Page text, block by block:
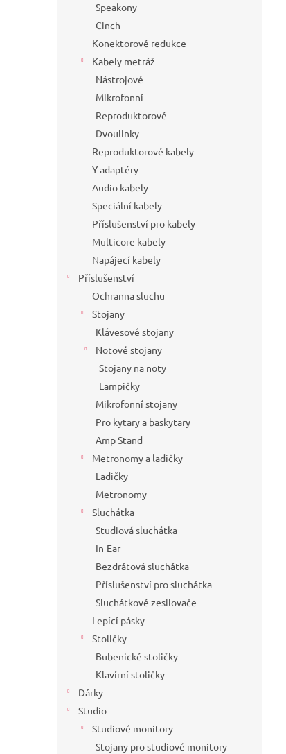
Speakony
Cinch
Konektorové redukce
Kabely metráž
Nástrojové
Mikrofonní
Reproduktorové
Dvoulinky
Reproduktorové kabely
Y adaptéry
Audio kabely
Speciální kabely
Příslušenství pro kabely
Multicore kabely
Napájecí kabely
Příslušenství
Ochranna sluchu
Stojany
Klávesové stojany
Notové stojany
Stojany na noty
Lampičky
Mikrofonní stojany
Pro kytary a baskytary
Amp Stand
Metronomy a ladičky
Ladičky
Metronomy
Sluchátka
Studiová sluchátka
In-Ear
Bezdrátová sluchátka
Příslušenství pro sluchátka
Sluchátkové zesilovače
Lepící pásky
Stoličky
Bubenické stoličky
Klavírní stoličky
Dárky
Studio
Studiové monitory
Stojany pro studiové monitory